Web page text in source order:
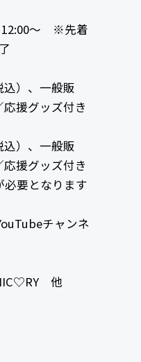
12:00〜 ※先着
）、一般販
援グッズ付き
）、一般販
援グッズ付き
要となります
チャンネ
NIC♡RY 他